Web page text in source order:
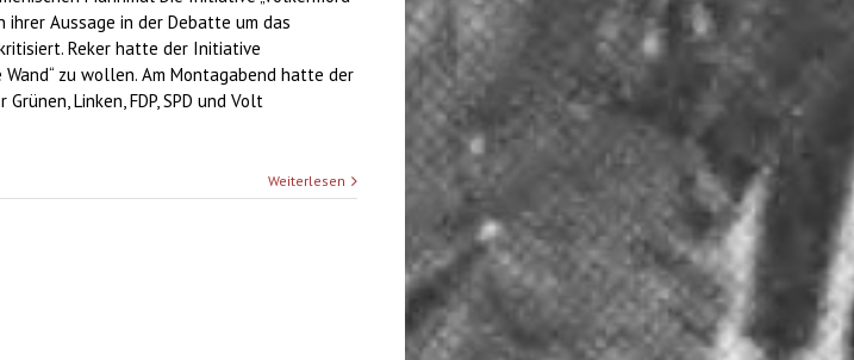
ihrer Aussage in der Debatte um das
Reker hatte der Initiative
zu wollen. Am Montagabend hatte der
Linken, FDP, SPD und Volt
Weiterlesen